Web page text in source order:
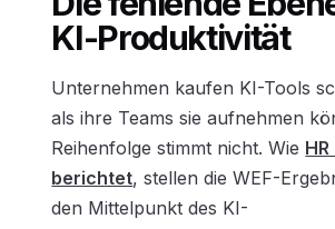
KI-Produktivität
Unternehmen kaufen KI-Tools
als ihre Teams sie aufnehmen
Reihenfolge stimmt nicht. Wie
berichtet, stellen die WEF-
den Mittelpunkt des KI-